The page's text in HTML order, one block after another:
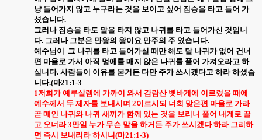
냥 들어가지 않고 누구라는 것을 보이고 싶어 짐승을 타고 들어 가
셨습니다.
그러나 짐승을 타도 말을 타지 않고 나귀를 타고 들어가신 것입니
다. 그러나 그분은 만왕의 왕이요 만주의 주 였습니다.
예수님이
그 나귀를 타고 들어가실 때만 해도 탈 나귀가 없어 건너
편 마을로 가서 아직 멍에를 매지 않은 나귀를 풀어 가져오라고 하
십니다. 사람들이 이유를 묻거든 다만 주가 쓰시겠다고 하라 하셨습
니다.(마21:1-3
1저희가 예루살렘에 가까이 와서 감람산 벳바게에 이르렀을 때에
예수께서 두 제자를 보내시며 2이르시되 너희 맞은편 마을로 가라
곧 매인 나귀와 나귀 새끼가 함께 있는 것을 보리니 풀어 내게로 끌
고 오너라3만일 누가 무슨 말을 하거든 주가 쓰시겠다 하라 그리하
면 즉시 보내리라 하시니 (마21:1-3)